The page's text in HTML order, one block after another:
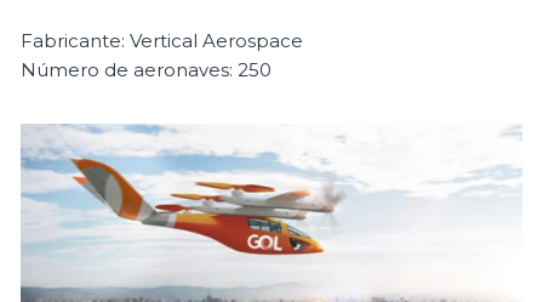
Fabricante: Vertical Aerospace
Número de aeronaves: 250